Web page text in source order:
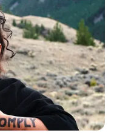
bebida, ou
“mimos para